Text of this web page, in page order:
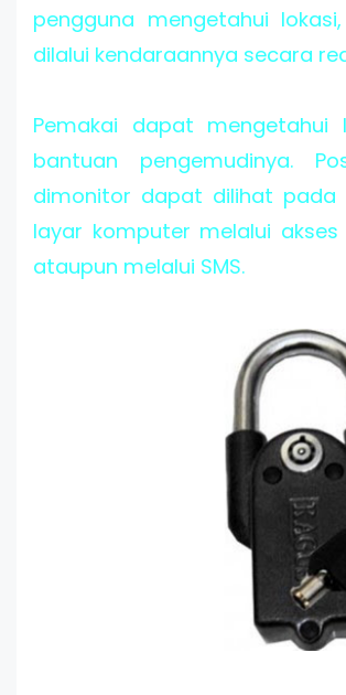
pengguna mengetahui
dilalui kendaraannya secara
Pemakai dapat
bantuan pengemudinya.
dimonitor dapat dilihat
layar komputer melalui
ataupun melalui SMS.